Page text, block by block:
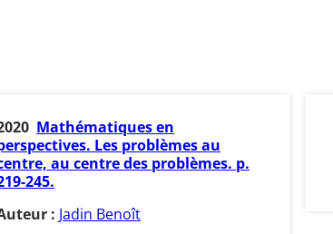
Mathématiques en
Les problèmes au
au centre des problèmes. p.
245.
: Jadin Benoît